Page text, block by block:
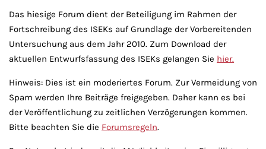
Das hiesige Forum dient der Beteiligung im Rahmen der
Fortschreibung des ISEKs auf Grundlage der Vorbereitenden
Untersuchung aus dem Jahr 2010. Zum Download der
aktuellen Entwurfsfassung des ISEKs gelangen Sie hier.
Hinweis: Dies ist ein moderiertes Forum. Zur Vermeidung von
Spam werden Ihre Beiträge freigegeben. Daher kann es bei
der Veröffentlichung zu zeitlichen Verzögerungen kommen.
Bitte beachten Sie die Forumsregeln.